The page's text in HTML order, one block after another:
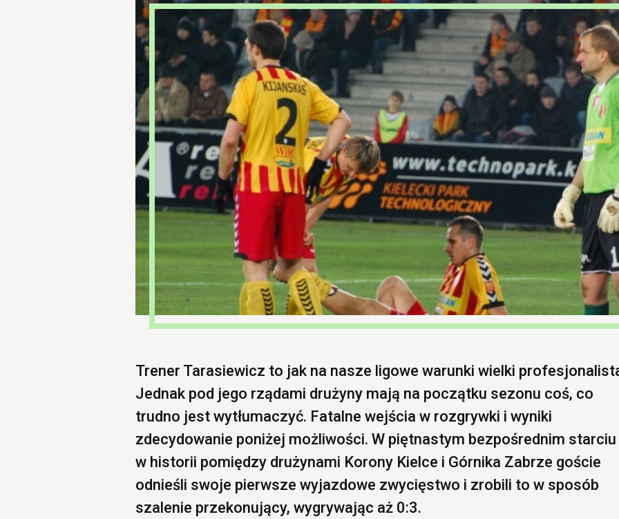
Trener Tarasiewicz to jak na nasze ligowe warunki wielki
Jednak pod jego rządami drużyny mają na początku sezonu coś, co
trudno jest wytłumaczyć. Fatalne wejścia w rozgrywki i wyniki
zdecydowanie poniżej możliwości. W piętnastym bezpośrednim starciu
w historii pomiędzy drużynami Korony Kielce i Górnika Zabrze goście
odnieśli swoje pierwsze wyjazdowe zwycięstwo i zrobili to w sposób
szalenie przekonujący, wygrywając aż 0:3.